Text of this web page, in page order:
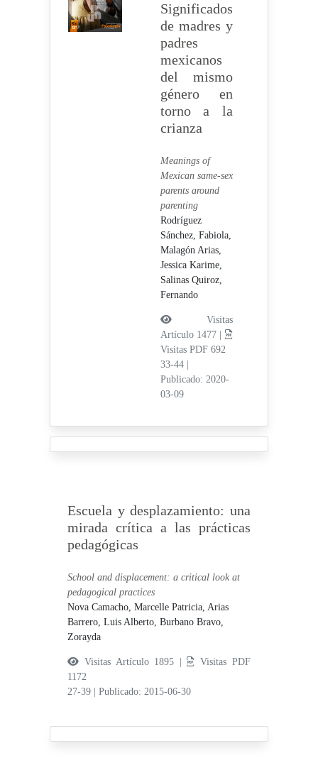
Significados
de madres y
padres
mexicanos
del mismo
género en
torno a la
crianza
Meanings of
Mexican same-sex
parents around
parenting
Rodríguez
Sánchez, Fabiola,
Malagón Arias,
Jessica Karime,
Salinas Quiroz,
Fernando
Visitas
Artículo 1477 |
Visitas PDF 692
33-44
Publicado: 2020-
03-09
Escuela y desplazamiento: una
mirada crítica a las prácticas
pedagógicas
School and displacement: a critical look at
pedagogical practices
Nova Camacho, Marcelle Patricia,Arias
Barrero, Luis Alberto,Burbano Bravo,
Zorayda
Visitas Artículo 1895 |
Visitas PDF
1172
27-39
|Publicado: 2015-06-30